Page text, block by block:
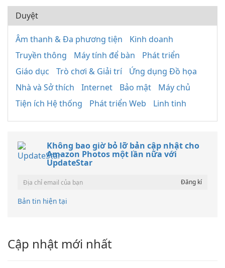
Duyệt
Âm thanh & Đa phương tiện
Kinh doanh
Truyền thông
Máy tính để bàn
Phát triển
Giáo dục
Trò chơi & Giải trí
Ứng dụng Đồ họa
Nhà và Sở thích
Internet Bảo mật
Máy chủ
Tiện ích Hệ thống
Phát triển Web Linh tinh
Không bao giờ bỏ lỡ bản cập nhật cho
Amazon Photos một lần nữa với
UpdateStar
Bản tin hiện tại
Cập nhật mới nhất